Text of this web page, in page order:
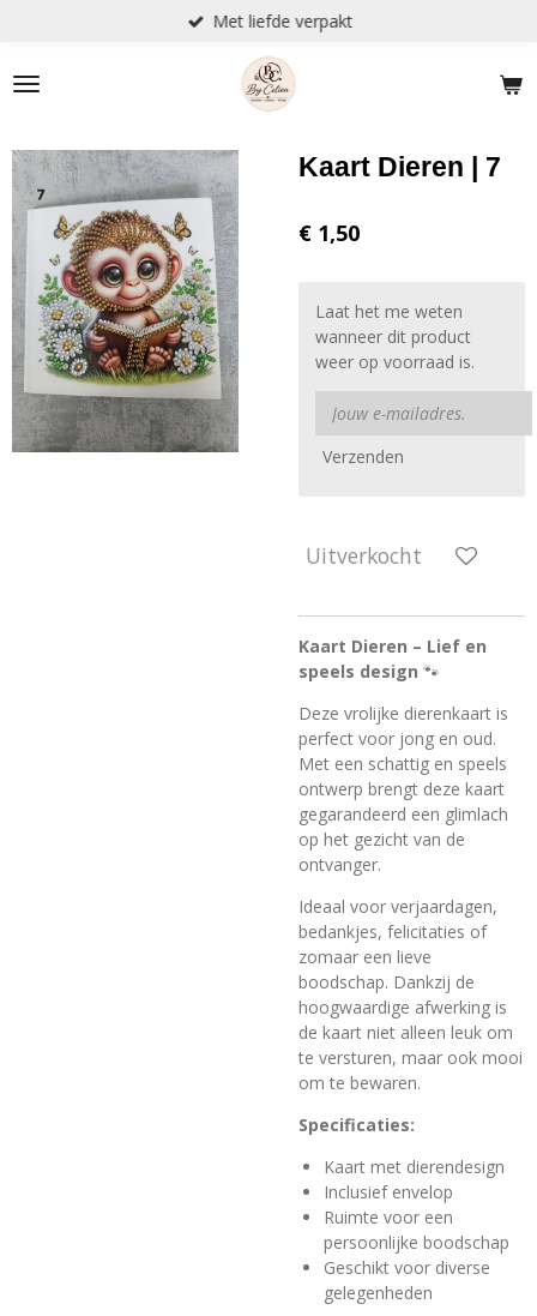
naar
de
Met liefde verpakt
Kaart Dieren | 7
€ 1,50
Laat het me weten
wanneer dit product
weer op voorraad is.
Verzenden
Uitverkocht
Kaart Dieren – Lief en
speels design 🐾
Deze vrolijke dierenkaart is
perfect voor jong en oud.
Met een schattig en speels
ontwerp brengt deze kaart
gegarandeerd een glimlach
op het gezicht van de
ontvanger.
Ideaal voor verjaardagen,
bedankjes, felicitaties of
zomaar een lieve
boodschap. Dankzij de
hoogwaardige afwerking is
de kaart niet alleen leuk om
te versturen, maar ook mooi
om te bewaren.
Specificaties:
Kaart met dierendesign
Inclusief envelop
Ruimte voor een
persoonlijke boodschap
Geschikt voor diverse
gelegenheden